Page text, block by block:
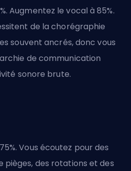
Augmentez le vocal à 85%.
de la chorégraphie
souvent ancrés, donc vous
de communication
sonore brute.
Vous écoutez pour des
pièges, des rotations et des